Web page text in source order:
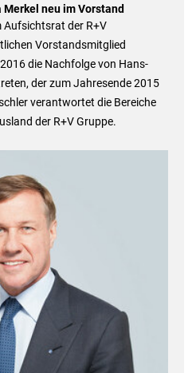
neu im Vorstand
Aufsichtsrat der R+V
Vorstandsmitglied
die Nachfolge von Hans-
der zum Jahresende 2015
verantwortet die Bereiche
der R+V Gruppe.